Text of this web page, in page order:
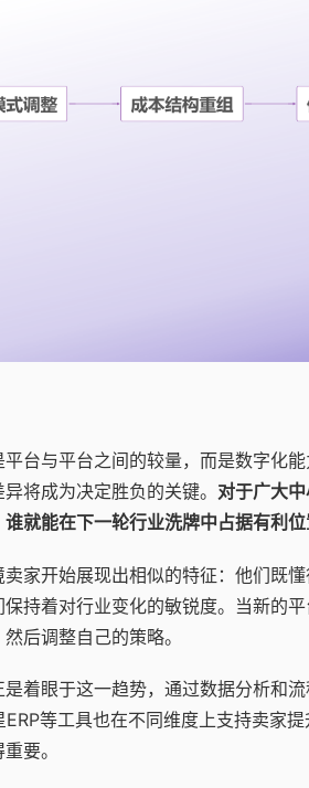
台与平台之间的较量，而是数字化
将成为决定胜负的关键。 对于广大
就能在下一轮行业洗牌中占据有利
家开始展现出相似的特征：他们既
持着对行业变化的敏锐度。当新的
后调整自己的策略。
着眼于这一趋势，通过数据分析和
等工具也在不同维度上支持卖家
要。